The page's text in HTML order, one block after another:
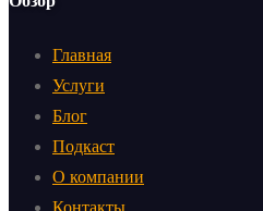
Главная
Услуги
Блог
Подкаст
О компании
Контакты